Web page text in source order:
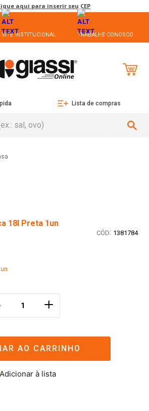
aqui para inserir seu CEP
SITE INSTITUCIONAL TRABALHE CONOSCO
Lista de compras
18l Preta 1un
: 1381784
＋
AO CARRINHO